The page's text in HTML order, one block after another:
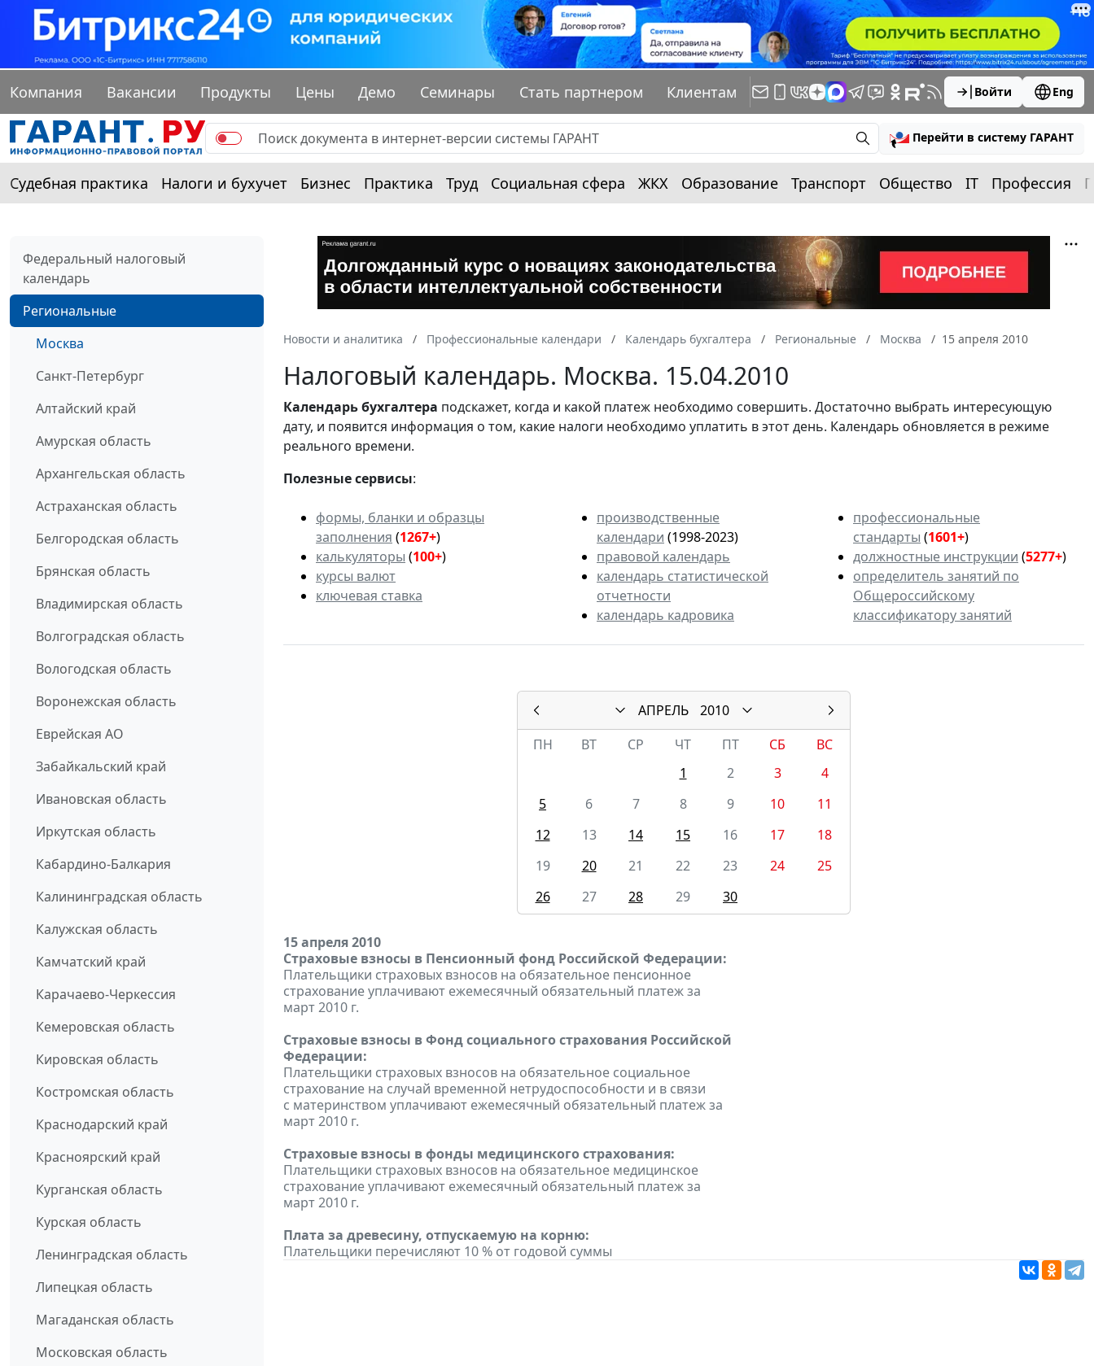
Компания Вакансии Продукты Цены Демо Семинары Стать партнером Клиентам Войти Eng
Перейти в систему ГАРАНТ
Судебная практика Налоги и бухучет Бизнес Практика Труд Социальная сфера ЖКХ Образование Транспорт Общество IT Профессия
Федеральный налоговый
календарь
Региональные
Москва
Санкт-Петербург
Алтайский край
Амурская область
Архангельская область
Астраханская область
Белгородская область
Брянская область
Владимирская область
Волгоградская область
Вологодская область
Воронежская область
Еврейская АО
Забайкальский край
Ивановская область
Иркутская область
Кабардино-Балкария
Калининградская область
Калужская область
Камчатский край
Карачаево-Черкессия
Кемеровская область
Кировская область
Костромская область
Краснодарский край
Красноярский край
Курганская область
Курская область
Ленинградская область
Липецкая область
Магаданская область
Московская область
Новости и аналитика Профессиональные календари Календарь бухгалтера Региональные Москва 15 апреля 2010
Налоговый календарь. Москва. 15.04.2010
Календарьбухгалтера подскажет, когда и какой платеж необходимо совершить. Достаточно выбрать интересующую
дату, и появится информация о том, какие налоги необходимо уплатить в этот день. Календарь обновляется в режиме
реального времени.
Полезные сервисы:
формы, бланки и образцы
заполнения (1267+)
калькуляторы (100+)
курсы валют
ключевая ставка
производственные
календари (1998-2023)
правовой календарь
календарь статистической
отчетности
календарь кадровика
профессиональные
стандарты (1601+)
должностные инструкции (5277+)
определитель занятий по
Общероссийскому
классификатору занятий
АПРЕЛЬ
2010
ПН
ВТ СР ЧТ ПТ СБ
ВС
1
2 3
4
5
6 7 8 9 10
11
12
13 14 15 16 17
18
19
20 21 22 23 24
25
26
27 28 29 30
15 апреля 2010
Страховые взносы в Пенсионный фонд Российской Федерации:
Плательщики страховых взносов на обязательное пенсионное
страхование уплачивают ежемесячный обязательный платеж за
март 2010 г.
Страховые взносы в Фонд социального страхования Российской
Федерации:
Плательщики страховых взносов на обязательное социальное
страхование на случай временной нетрудоспособности и в связи
с материнством уплачивают ежемесячный обязательный платеж за
март 2010 г.
Страховые взносы в фонды медицинского страхования:
Плательщики страховых взносов на обязательное медицинское
страхование уплачивают ежемесячный обязательный платеж за
март 2010 г.
Плата за древесину, отпускаемую на корню:
Плательщики перечисляют 10 % от годовой суммы